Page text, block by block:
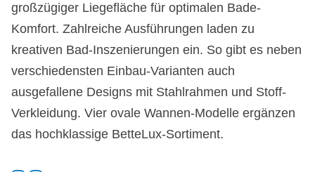
großzügiger Liegefläche für optimalen Bade-
Komfort. Zahlreiche Ausführungen laden zu
kreativen Bad-Inszenierungen ein. So gibt es neben
verschiedensten Einbau-Varianten auch
ausgefallene Designs mit Stahlrahmen und Stoff-
Verkleidung. Vier ovale Wannen-Modelle ergänzen
das hochklassige BetteLux-Sortiment.